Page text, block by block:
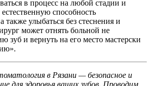
в процесс на любой стадии и
способность
улыбаться без стеснения и
может отнять больной не
зуб и вернуть на его место мастерски
в Рязани — безопасное и